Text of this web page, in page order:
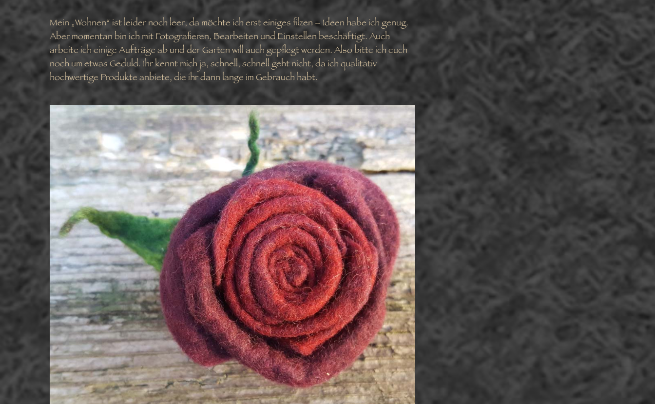
Mein „Wohnen“ ist leider noch leer, da möchte ich erst einiges filzen – Ideen habe ich genug.
Aber momentan bin ich mit Fotografieren, Bearbeiten und Einstellen beschäftigt. Auch
arbeite ich einige Aufträge ab und der Garten will auch gepflegt werden. Also bitte ich euch
noch um etwas Geduld. Ihr kennt mich ja, schnell, schnell geht nicht, da ich qualitativ
hochwertige Produkte anbiete, die ihr dann lange im Gebrauch habt.